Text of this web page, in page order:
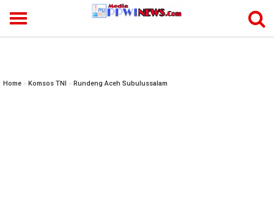
Home » Komsos TNI » Rundeng Aceh Subulussalam